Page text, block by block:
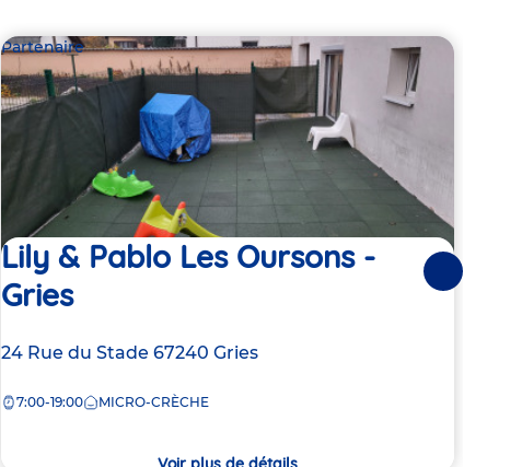
Partenaire
Lily & Pablo Les Oursons -
Gries
Adresse
la
24 Rue du Stade 67240 Gries
7:00-19:00 MICRO-CRÈCHE
Suivantes